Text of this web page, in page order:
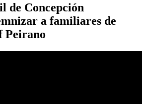
de Concepción
a familiares de
Peirano